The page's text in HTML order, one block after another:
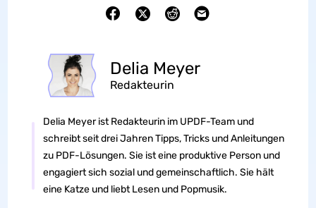
Delia Meyer
Redakteurin
Delia Meyer ist Redakteurin im UPDF-Team und
schreibt seit drei Jahren Tipps, Tricks und Anleitungen
zu PDF-Lösungen. Sie ist eine produktive Person und
engagiert sich sozial und gemeinschaftlich. Sie hält
eine Katze und liebt Lesen und Popmusik.